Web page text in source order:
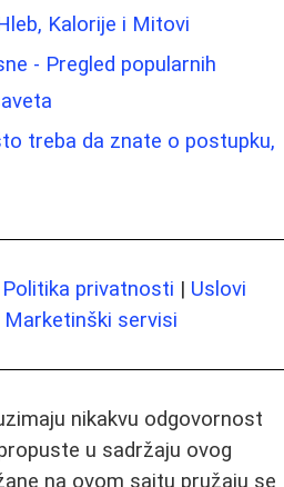
Kalorije i Mitovi
- Pregled popularnih
treba da znate o postupku,
Politika privatnosti | Uslovi
Marketinški servisi
nikakvu odgovornost
u sadržaju ovog
na ovom sajtu pružaju se